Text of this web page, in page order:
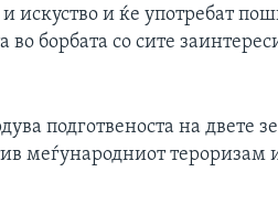
искуство и ќе употребат
во борбата со сите
подготвеноста на двете
меѓународниот тероризам